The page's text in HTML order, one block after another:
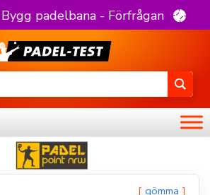
Bygg padelbana - Förfrågan
gömma